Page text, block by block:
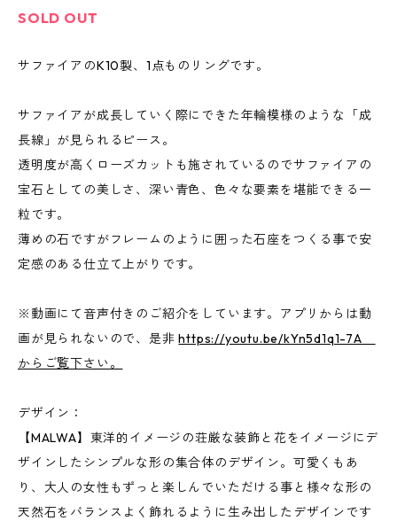
SOLD OUT
サファイアのK10製、1点ものリングです。
サファイアが成長していく際にできた年輪模様のような「成
長線」が見られるピース。
透明度が高くローズカットも施されているのでサファイアの
宝石としての美しさ、深い青色、色々な要素を堪能できる一
粒です。
薄めの石ですがフレームのように囲った石座をつくる事で安
定感のある仕立て上がりです。
※動画にて音声付きのご紹介をしています。アプリからは動
画が見られないので、是非https://youtu.be/kYn5d1q1-7A
からご覧下さい。
デザイン：
【MALWA】東洋的イメージの荘厳な装飾と花をイメージにデ
ザインしたシンプルな形の集合体のデザイン。可愛くもあ
り、大人の女性もずっと楽しんでいただける事と様々な形の
天然石をバランスよく飾れるように生み出したデザインです